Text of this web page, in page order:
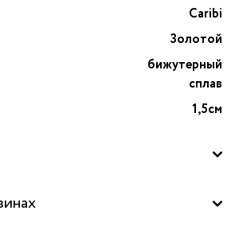
Caribi
Золотой
бижутерный
сплав
1,5см
от бренда Lanzerotti — это